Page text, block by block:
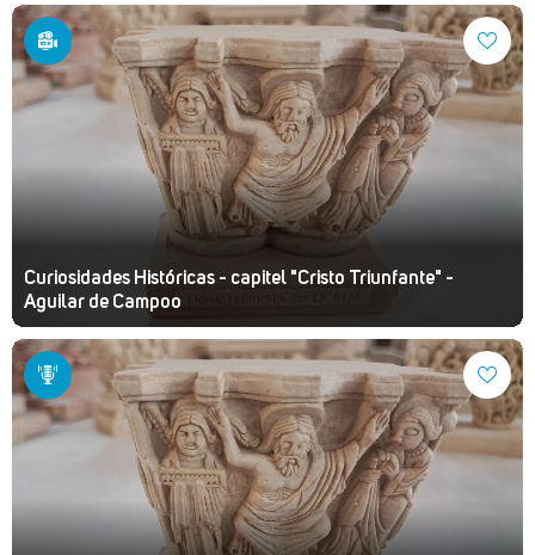
Curiosidades Históricas - capitel "Cristo Triunfante" -
Aguilar de Campoo